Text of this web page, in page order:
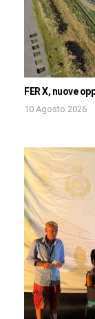
FER X, nuove
10 Agosto 2026